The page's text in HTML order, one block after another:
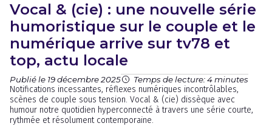
Vocal & (cie) : une nouvelle série
humoristique sur le couple et le
numérique arrive sur tv78 et
top, actu locale
Publié le 19 décembre 2025 Temps de lecture: 4 minutes
Notifications incessantes, réflexes numériques incontrôlables,
scènes de couple sous tension. Vocal & (cie) dissèque avec
humour notre quotidien hyperconnecté à travers une série courte,
rythmée et résolument contemporaine.